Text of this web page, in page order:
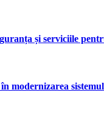
și serviciile
modernizarea